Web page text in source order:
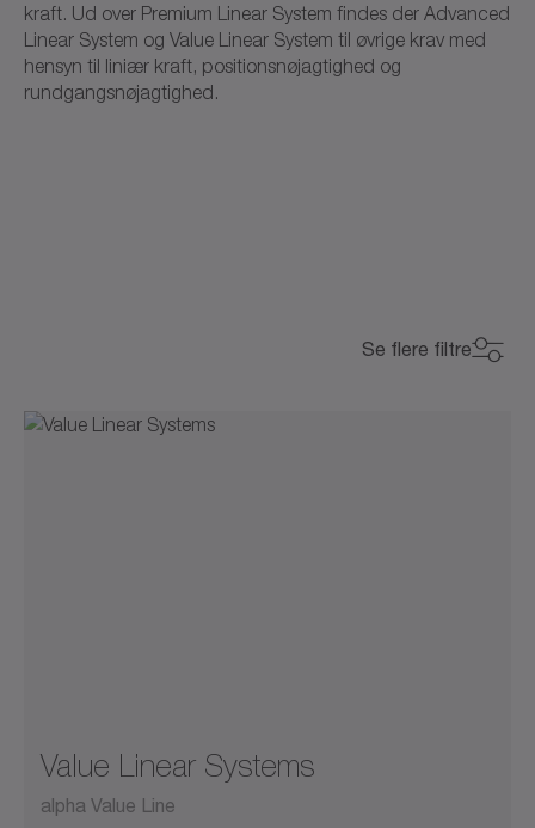
kraft. Ud over Premium Linear System findes der Advanced
Linear System og Value Linear System til øvrige krav med
hensyn til liniær kraft, positionsnøjagtighed og
rundgangsnøjagtighed.
Se flere filtre
Value Linear Systems
alpha Value Line